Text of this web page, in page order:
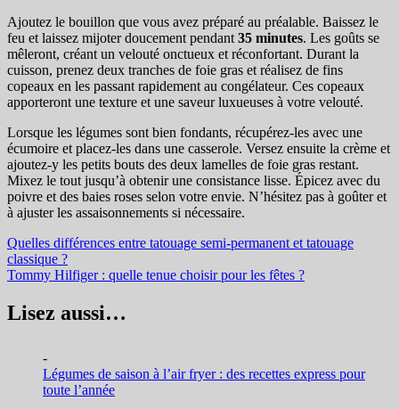
Ajoutez le bouillon que vous avez préparé au préalable. Baissez le
feu et laissez mijoter doucement pendant 35 minutes. Les goûts se
mêleront, créant un velouté onctueux et réconfortant. Durant la
cuisson, prenez deux tranches de foie gras et réalisez de fins
copeaux en les passant rapidement au congélateur. Ces copeaux
apporteront une texture et une saveur luxueuses à votre velouté.
Lorsque les légumes sont bien fondants, récupérez-les avec une
écumoire et placez-les dans une casserole. Versez ensuite la crème et
ajoutez-y les petits bouts des deux lamelles de foie gras restant.
Mixez le tout jusqu’à obtenir une consistance lisse. Épicez avec du
poivre et des baies roses selon votre envie. N’hésitez pas à goûter et
à ajuster les assaisonnements si nécessaire.
Navigation
de
Quelles différences entre tatouage semi-permanent et tatouage
classique ?
Tommy Hilfiger : quelle tenue choisir pour les fêtes ?
Lisez aussi…
-
Légumes de saison à l’air fryer : des recettes express pour
toute l’année